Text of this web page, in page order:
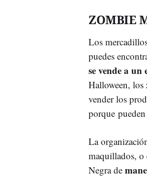
ZOMBIE
Los
puedes
se vende a un
Halloween, los
vender los
porque
La
maquillados, o
Negra de